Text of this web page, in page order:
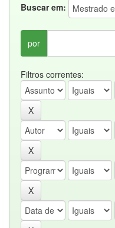
Buscar em:
por
Filtros correntes: